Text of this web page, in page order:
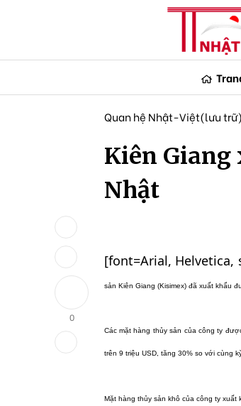
0
Quan hệ Nhật-Việt(lưu trữ)
Kiên Giang
Nhật
[font=Arial, Helvetica,
sản Kiên Giang (Kisimex) đã xuất khẩu
Các mặt hàng thủy sản của công ty
trên 9 triệu USD, tăng 30% so với cùng
Mặt hàng thủy sản khô của công ty